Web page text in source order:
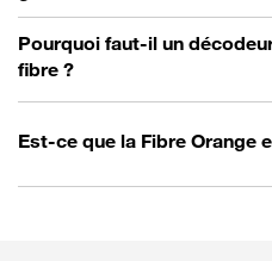
Pourquoi faut-il un
fibre ?
Est-ce que la Fibre Orange